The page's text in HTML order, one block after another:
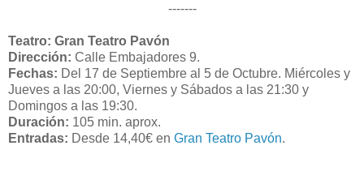
-------
Teatro: Gran Teatro Pavón
Dirección: Calle Embajadores 9.
Fechas: Del 17 de Septiembre al 5 de Octubre. Miércoles y
Jueves a las 20:00, Viernes y Sábados a las 21:30 y
Domingos a las 19:30.
Duración: 105 min. aprox.
Entradas: Desde 14,40€ en Gran Teatro Pavón.